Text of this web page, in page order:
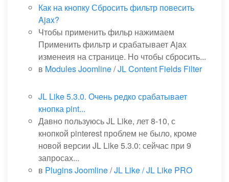
Как на кнопку Сбросить фильтр повесить
Ajax?
Чтобы применить фильр нажимаем
Применить фильтр и срабатывает Ajax
изменеия на странице. Но чтобы сбросить...
в Modules Joomline/JL Content Fields Filter
JL Like 5.3.0. Очень редко срабатывает
кнопка pint...
Давно пользуюсь JL Like, лет 8-10, с
кнопкой pinterest проблем не было, кроме
новой версии JL Like 5.3.0: сейчас при 9
запросах...
в Plugins Joomline/JL Like / JL Like PRO